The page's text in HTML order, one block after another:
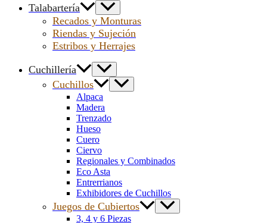
Talabartería
Recados y Monturas
Riendas y Sujeción
Estribos y Herrajes
Cuchillería
Cuchillos
Alpaca
Madera
Trenzado
Hueso
Cuero
Ciervo
Regionales y Combinados
Eco Asta
Entrerrianos
Exhibidores de Cuchillos
Juegos de Cubiertos
3, 4 y 6 Piezas